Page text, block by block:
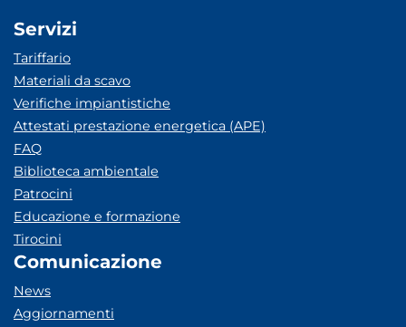
Servizi
Tariffario
Materiali da scavo
Verifiche impiantistiche
Attestati prestazione energetica (APE)
FAQ
Biblioteca ambientale
Patrocini
Educazione e formazione
Tirocini
Comunicazione
News
Aggiornamenti